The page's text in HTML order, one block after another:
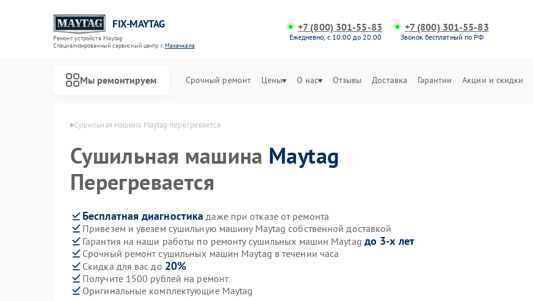
FIX-MAYTAG
Ремонт устройств Maytag
Специализированный cервисный центр г.Махачкала
+7 (800) 301-55-83
Ежедневно, с 10:00 до 20:00
+7 (800) 301-55-83
Звонок бесплатный по РФ
Мы ремонтируем Срочный ремонт Цены О нас Отзывы Доставка Гарантии Акции и скидки
Сушильная машина Maytag перегревается
Сушильная машина Maytag
Перегревается
Бесплатная диагностика даже при отказе от ремонта
Привезем и увезем сушильную машину Maytag собственной доставкой
Гарантия на наши работы по ремонту сушильных машин Maytag до 3-х лет
Срочный ремонт сушильных машин Maytag в течении часа
Скидка для вас до 20%
Получите 1500 рублей на ремонт
Оригинальные комплектующие Maytag